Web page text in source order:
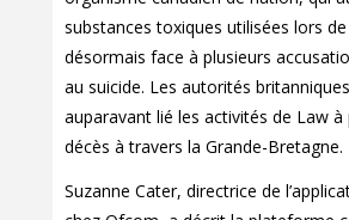
substances toxiques utilisées lors
désormais face à plusieurs
au suicide. Les autorités
auparavant lié les activités de Law à
décès à travers la Grande-Bretagne.
Suzanne Cater, directrice de